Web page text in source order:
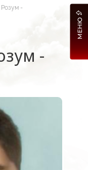
Розум -
-
МЕНЮ